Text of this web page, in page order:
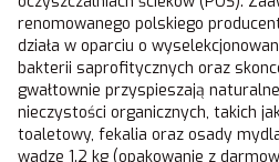
renomowanego polskiego
działa w oparciu o
bakterii saprofitycznych oraz
gwałtownie przyspieszają
nieczystości organicznych, takich
toaletowy, fekalia oraz osady
wadze 1.2 kg (opakowanie z